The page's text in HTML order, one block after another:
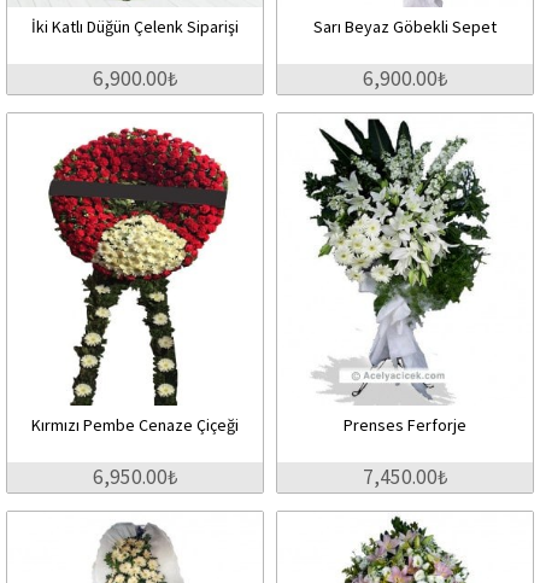
İki Katlı Düğün Çelenk Siparişi
6,900.00₺
Sarı Beyaz Göbekli Sepet
6,900.00₺
Kırmızı Pembe Cenaze Çiçeği
6,950.00₺
Prenses Ferforje
7,450.00₺